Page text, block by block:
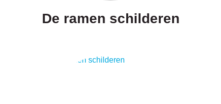
De ramen schilderen